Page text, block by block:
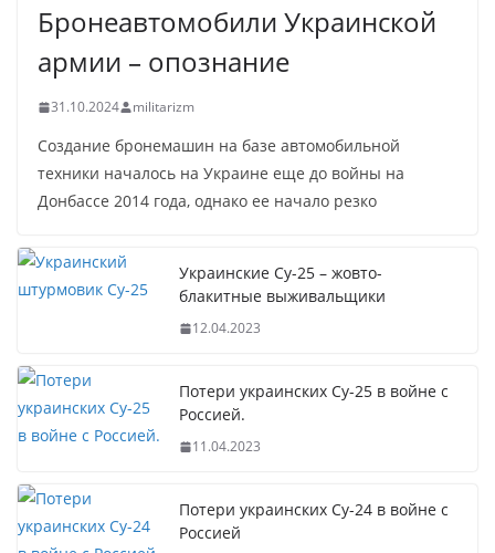
Бронеавтомобили Украинской
армии – опознание
31.10.2024 militarizm
Создание бронемашин на базе автомобильной
техники началось на Украине еще до войны на
Донбассе 2014 года, однако ее начало резко
Украинские Су-25 – жовто-
блакитные выживальщики
12.04.2023
Потери украинских Су-25 в войне с
Россией.
11.04.2023
Потери украинских Су-24 в войне с
Россией